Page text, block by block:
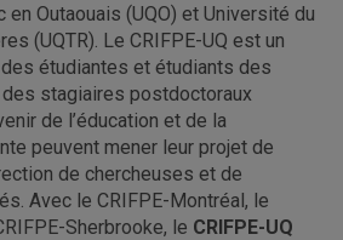
en Outaouais (UQO) et Université du
(UQTR). Le CRIFPE-UQ est un
étudiantes et étudiants des
stagiaires postdoctoraux
de l’éducation et de la
peuvent mener leur projet de
de chercheuses et de
Avec le CRIFPE-Montréal, le
Sherbrooke, le CRIFPE-UQ